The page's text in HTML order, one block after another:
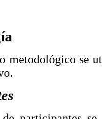
metodológico se